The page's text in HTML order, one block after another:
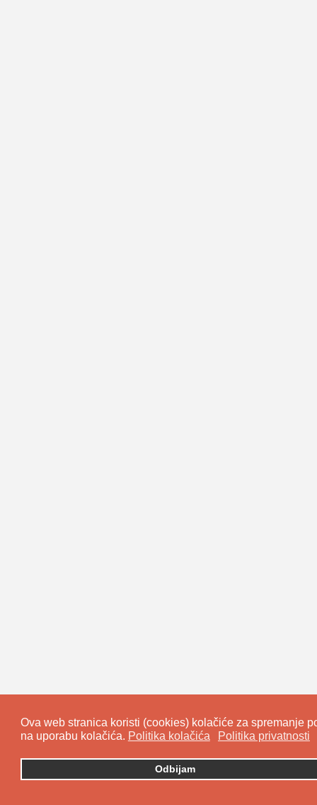
Ova web stranica koristi (cookies) kolačiće za spremanje
na uporabu kolačića. Politika kolačića Politika privatnosti
Odbijam